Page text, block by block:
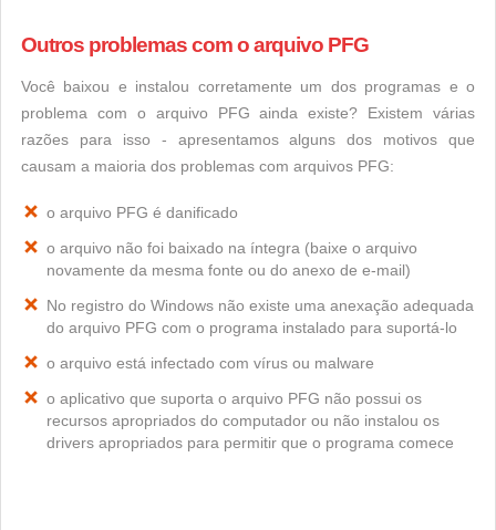
Outros problemas com o arquivo PFG
Você baixou e instalou corretamente um dos programas e o
problema com o arquivo PFG ainda existe? Existem várias
razões para isso - apresentamos alguns dos motivos que
causam a maioria dos problemas com arquivos PFG:
o arquivo PFG é danificado
o arquivo não foi baixado na íntegra (baixe o arquivo
novamente da mesma fonte ou do anexo de e-mail)
No registro do Windows não existe uma anexação adequada
do arquivo PFG com o programa instalado para suportá-lo
o arquivo está infectado com vírus ou malware
o aplicativo que suporta o arquivo PFG não possui os
recursos apropriados do computador ou não instalou os
drivers apropriados para permitir que o programa comece